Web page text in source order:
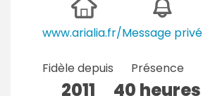
www.arialia.fr/Message privé
Fidèle depuis
2011
Présence
40 heures